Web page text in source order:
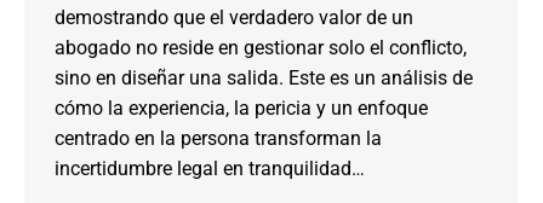
demostrando que el verdadero valor de un
abogado no reside en gestionar solo el conflicto,
sino en diseñar una salida. Este es un análisis de
cómo la experiencia, la pericia y un enfoque
centrado en la persona transforman la
incertidumbre legal en tranquilidad…